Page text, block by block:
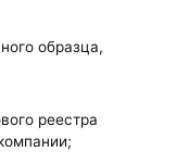
образца,
реестра